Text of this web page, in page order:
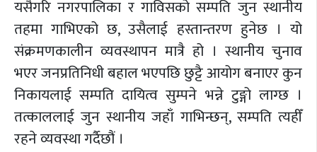
यसैगरि नगरपालिका र गाविसको सम्पति जुन स्थानीय
तहमा गाभिएको छ, उसैलाई हस्तान्तरण हुनेछ । यो
संक्रमणकालीन व्यवस्थापन मात्रै हो । स्थानीय चुनाव
भएर जनप्रतिनिधी बहाल भएपछि छुट्टै आयोग बनाएर कुन
निकायलाई सम्पति दायित्व सुम्पने भन्ने टुङ्गो लाग्छ ।
तत्काललाई जुन स्थानीय जहाँ गाभिन्छन्, सम्पति त्यहीँ
रहने व्यवस्था गर्दैछौं ।